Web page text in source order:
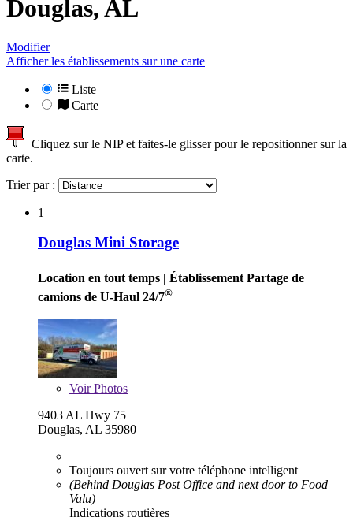
Douglas, AL
Modifier
Afficher les établissements sur une carte
Liste
Carte
Cliquez sur le NIP et faites-le glisser pour le repositionner sur la
carte.
Trier par :
1
Douglas Mini Storage
Location en tout temps | Établissement Partage de
camions de U-Haul 24/7®
VoirPhotos
9403 AL Hwy 75
Douglas, AL 35980
Toujours ouvert sur votre téléphone intelligent
(Behind Douglas Post Office and next door to Food
Valu)
Indications routières